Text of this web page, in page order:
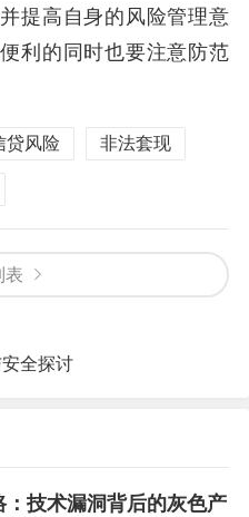
提高自身的风险管理意
利的同时也要注意防范
贷风险 非法套现
表
全探讨
：技术漏洞背后的灰色产